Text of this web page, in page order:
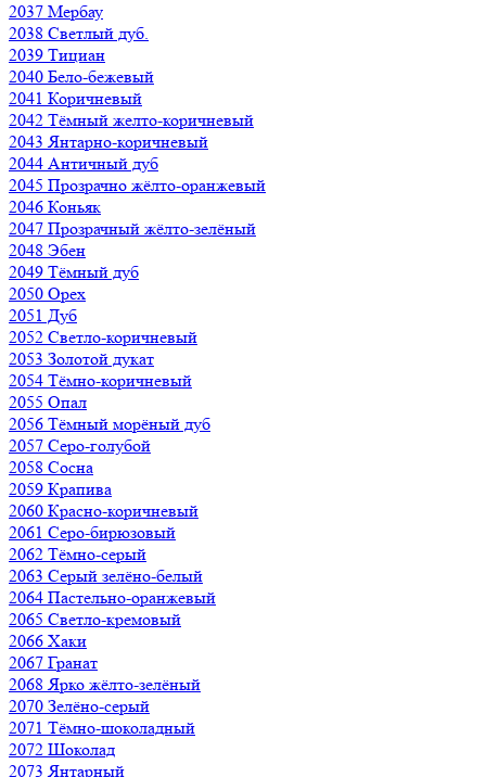
2037 Мербау
2038 Светлый дуб.
2039 Тициан
2040 Бело-бежевый
2041 Коричневый
2042 Тёмный желто-коричневый
2043 Янтарно-коричневый
2044 Античный дуб
2045 Прозрачно жёлто-оранжевый
2046 Коньяк
2047 Прозрачный жёлто-зелёный
2048 Эбен
2049 Тёмный дуб
2050 Орех
2051 Дуб
2052 Светло-коричневый
2053 Золотой дукат
2054 Тёмно-коричневый
2055 Опал
2056 Тёмный морёный дуб
2057 Серо-голубой
2058 Сосна
2059 Крапива
2060 Красно-коричневый
2061 Серо-бирюзовый
2062 Тёмно-серый
2063 Серый зелёно-белый
2064 Пастельно-оранжевый
2065 Светло-кремовый
2066 Хаки
2067 Гранат
2068 Ярко жёлто-зелёный
2070 Зелёно-серый
2071 Тёмно-шоколадный
2072 Шоколад
2073 Янтарный